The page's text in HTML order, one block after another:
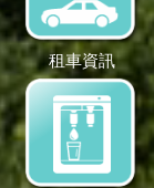
租車資訊